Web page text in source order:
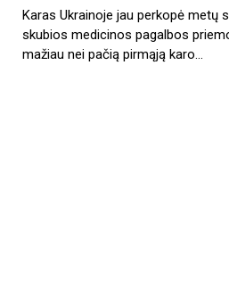
Karas Ukrainoje jau perkopė metų
skubios medicinos pagalbos
mažiau nei pačią pirmąją karo…